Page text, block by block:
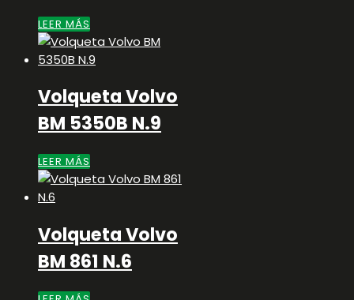
LEER MÁS
Volqueta Volvo
BM 5350B N.9
LEER MÁS
Volqueta Volvo
BM 861 N.6